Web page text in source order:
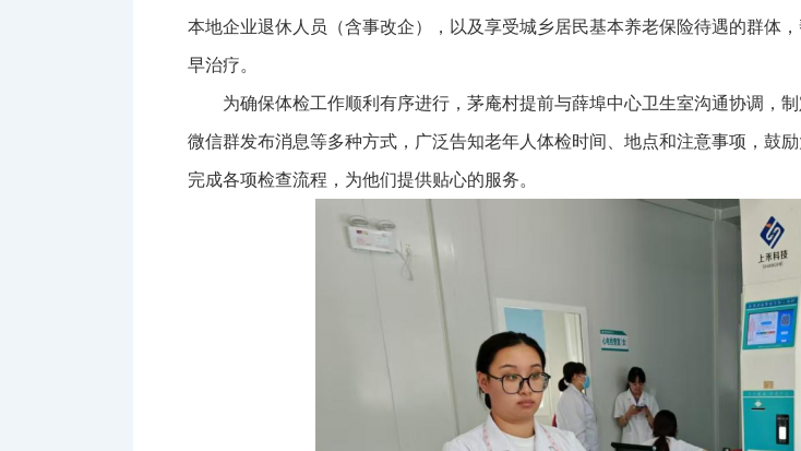
本地企业退休人员（含事改企），以及享受城乡居民基本养老保险待遇的群体
早治疗。
为确保体检工作顺利有序进行，茅庵村提前与薛埠中心卫生室沟通协调，
微信群发布消息等多种方式，广泛告知老年人体检时间、地点和注意事项，鼓
完成各项检查流程，为他们提供贴心的服务。